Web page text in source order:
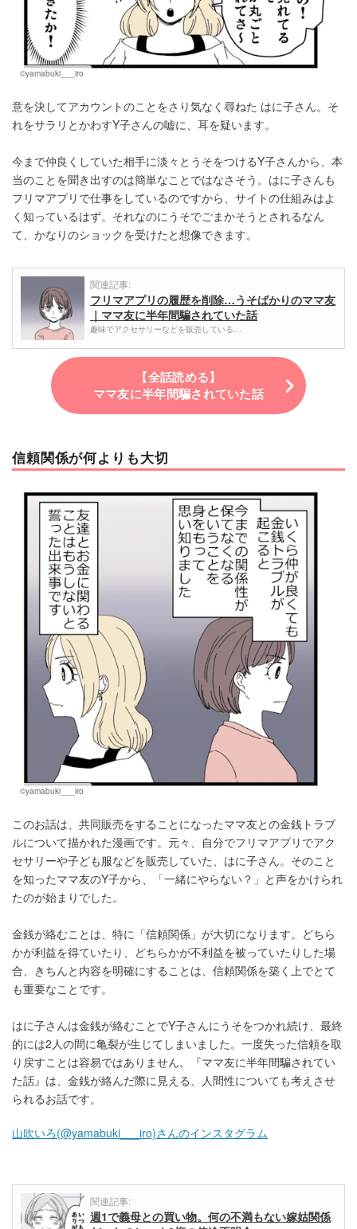
©yamabuki___iro
意を決してアカウントのことをさり気なく尋ねた はに子さん。そ
れをサラリとかわすY子さんの嘘に、耳を疑います。
今まで仲良くしていた相手に淡々とうそをつけるY子さんから、本
当のことを聞き出すのは簡単なことではなさそう。はに子さんも
フリマアプリで仕事をしているのですから、サイトの仕組みはよ
く知っているはず。それなのにうそでごまかそうとされるなん
て、かなりのショックを受けたと想像できます。
関連記事:
フリマアプリの履歴を削除…うそばかりのママ友
｜ママ友に半年間騙されていた話
趣味でアクセサリーなどを販売している…
【全話読める】
ママ友に半年間騙されていた話
信頼関係が何よりも大切
©yamabuki___iro
このお話は、共同販売をすることになったママ友との金銭トラブ
ルについて描かれた漫画です。元々、自分でフリマアプリでアク
セサリーや子ども服などを販売していた、はに子さん。そのこと
を知ったママ友のY子から、「一緒にやらない？」と声をかけられ
たのが始まりでした。
金銭が絡むことは、特に「信頼関係」が大切になります。どちら
かが利益を得ていたり、どちらかが不利益を被っていたりした場
合、きちんと内容を明確にすることは、信頼関係を築く上でとて
も重要なことです。
はに子さんは金銭が絡むことでY子さんにうそをつかれ続け、最終
的には2人の間に亀裂が生じてしまいました。一度失った信頼を取
り戻すことは容易ではありません。『ママ友に半年間騙されてい
た話』は、金銭が絡んだ際に見える、人間性についても考えさせ
られるお話です。
山吹いろ(@yamabuki___iro)さんのインスタグラム
関連記事:
週1で義母との買い物。何の不満もない嫁姑関係